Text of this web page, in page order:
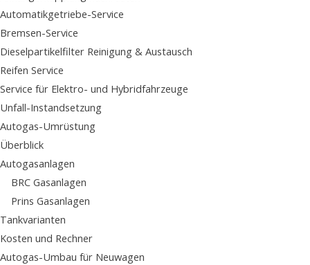
Automatikgetriebe-Service
Bremsen-Service
Dieselpartikelfilter Reinigung & Austausch
Reifen Service
Service für Elektro- und Hybridfahrzeuge
Unfall-Instandsetzung
Autogas-Umrüstung
Überblick
Autogasanlagen
BRC Gasanlagen
Prins Gasanlagen
Tankvarianten
Kosten und Rechner
Autogas-Umbau für Neuwagen